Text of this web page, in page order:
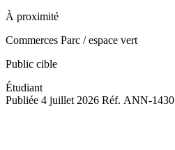
À proximité
Commerces Parc / espace vert
Public cible
Étudiant
Publiée 4 juillet 2026 Réf. ANN-1430